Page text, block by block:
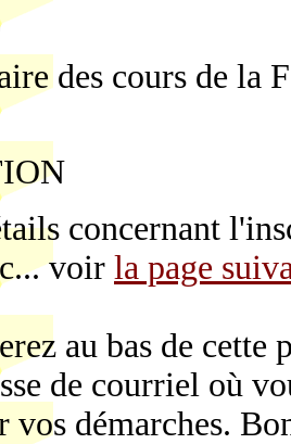
des cours de la
concernant
voir la page
au bas de cette
de courriel où
vos démarches.